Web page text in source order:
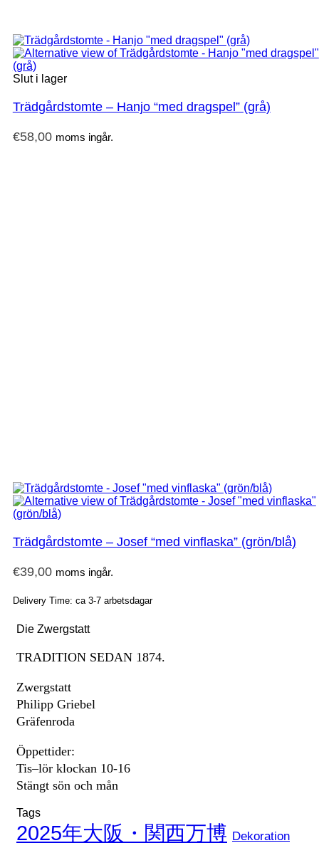
Slut i lager
Trädgårdstomte – Hanjo “med dragspel” (grå)
€58,00 moms ingår.
Trädgårdstomte – Josef “med vinflaska” (grön/blå)
€39,00 moms ingår.
Delivery Time: ca 3-7 arbetsdagar
Die Zwergstatt
TRADITION SEDAN 1874.
Zwergstatt
Philipp Griebel
Gräfenroda
Öppettider:
Tis–lör klockan 10-16
Stängt sön och mån
Tags
2025年大阪・関西万博 Dekoration